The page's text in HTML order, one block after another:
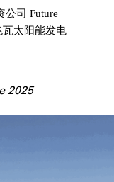
公司 Future
瓦太阳能发电
2025